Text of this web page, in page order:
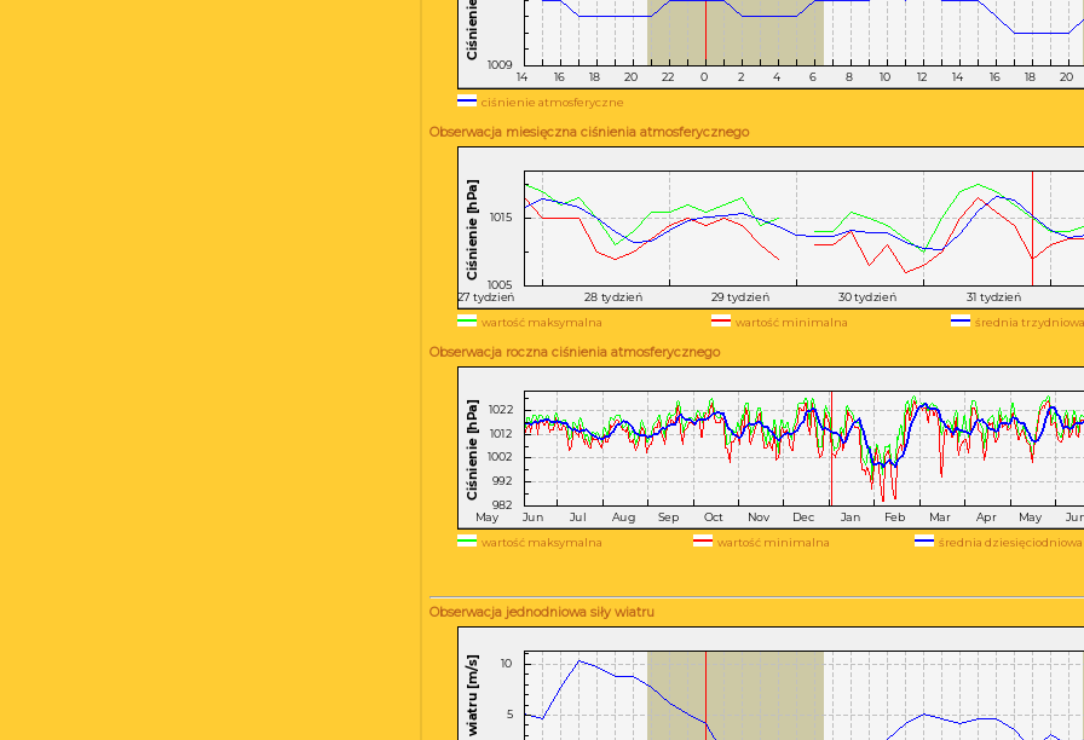
ciśnienie atmosferyczne
Obserwacja miesięczna ciśnienia atmosferycznego
wartość maksymalna wartość minimalna średnia trzydniowa
Obserwacja roczna ciśnienia atmosferycznego
wartość maksymalna wartość minimalna średnia dziesięciodniowa
Obserwacja jednodniowa siły wiatru